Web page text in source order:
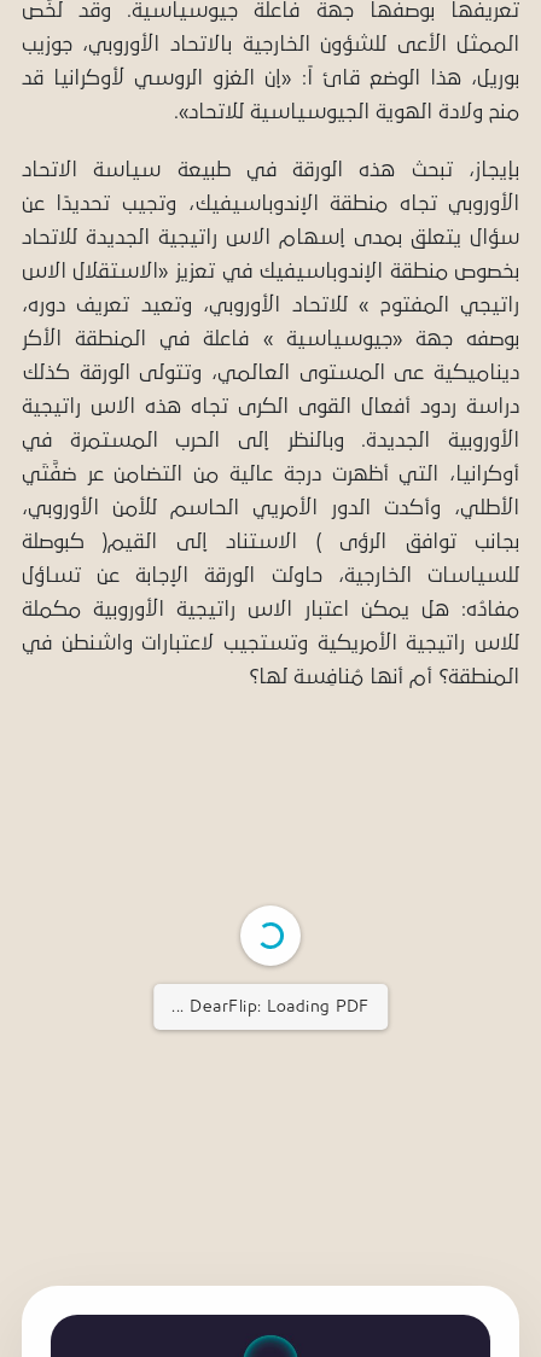
تعريفها بوصفها جهة فاعلة جيوسياسية. وقد لخّص
الممثل الأعى للشؤون الخارجية بالاتحاد الأوروبي، جوزيب
بوريل، هذا الوضع قائ اً: «إن الغزو الروسي لأوكرانيا قد
منح ولادة الهوية الجيوسياسية للاتحاد».
بإيجاز، تبحث هذه الورقة في طبيعة سياسة الاتحاد
الأوروبي تجاه منطقة الإندوباسيفيك، وتجيب تحديدًا عن
سؤال يتعلق بمدى إسهام الاس راتيجية الجديدة للاتحاد
بخصوص منطقة الإندوباسيفيك في تعزيز «الاستقلال الاس
راتيجي المفتوح » للاتحاد الأوروبي، وتعيد تعريف دوره،
بوصفه جهة «جيوسياسية » فاعلة في المنطقة الأكر
ديناميكية عى المستوى العالمي، وتتولى الورقة كذلك
دراسة ردود أفعال القوى الكرى تجاه هذه الاس راتيجية
الأوروبية الجديدة. وبالنظر إلى الحرب المستمرة في
أوكرانيا، التي أظهرت درجة عالية من التضامن عر ضفَّتَي
الأطلي، وأكدت الدور الأمريي الحاسم للأمن الأوروبي،
بجانب توافق الرؤى ) الاستناد إلى القيم( كبوصلة
للسياسات الخارجية، حاولت الورقة الإجابة عن تساؤل
مفادُه: هل يمكن اعتبار الاس راتيجية الأوروبية مكملة
للاس راتيجية الأمريكية وتستجيب لاعتبارات واشنطن في
المنطقة؟ أم أنها مُنافِسة لها؟
DearFlip: Loading PDF ...